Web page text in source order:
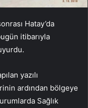
Hatay’da
itibarıyla
yazılı
ardından bölgeye
Sağlık